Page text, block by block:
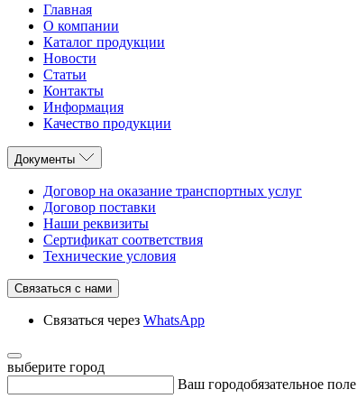
Главная
О компании
Каталог продукции
Новости
Статьи
Контакты
Информация
Качество продукции
Документы
Договор на оказание транспортных услуг
Договор поставки
Наши реквизиты
Сертификат соответствия
Технические условия
Связаться с нами
Связаться через WhatsApp
выберите город
Ваш городобязательное поле